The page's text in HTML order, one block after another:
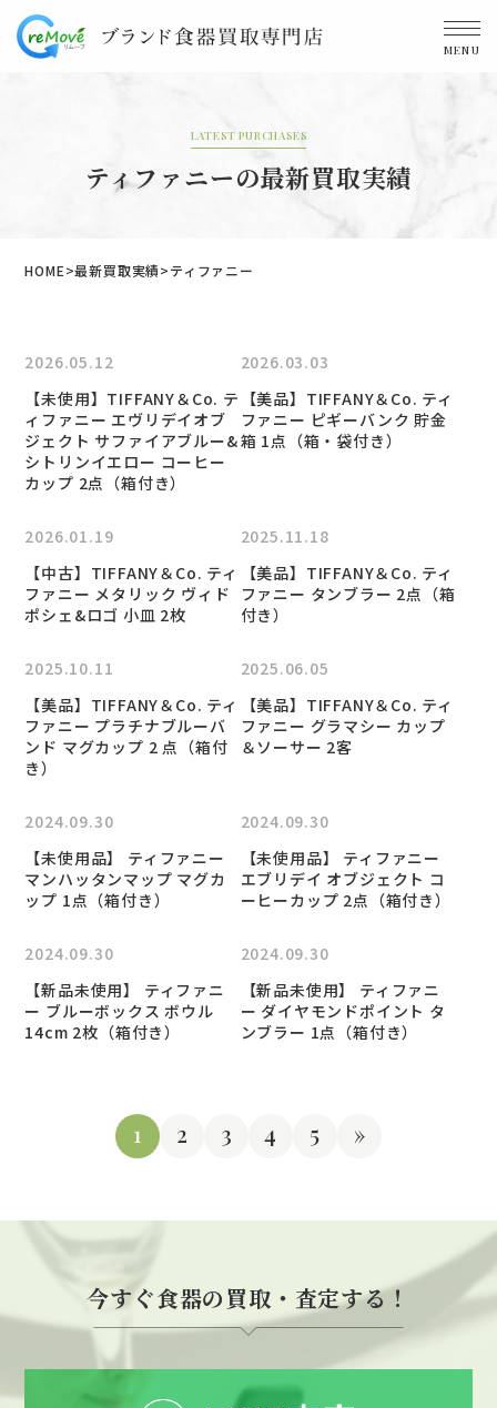
MENU
LATEST PURCHASES
ティファニーの最新買取実績
HOME 最新買取実績 ティファニー
2026.05.12
【未使用】TIFFANY＆Co. テ
ィファニー エヴリデイオブ
ジェクト サファイアブルー&
シトリンイエロー コーヒー
カップ 2点（箱付き）
2026.03.03
【美品】TIFFANY＆Co. ティ
ファニー ピギーバンク 貯金
箱 1点（箱・袋付き）
2026.01.19
【中古】TIFFANY＆Co. ティ
ファニー メタリック ヴィド
ポシェ&ロゴ 小皿 2枚
2025.11.18
【美品】TIFFANY＆Co. ティ
ファニー タンブラー 2点（箱
付き）
2025.10.11
【美品】TIFFANY＆Co. ティ
ファニー プラチナブルーバ
ンド マグカップ 2 点（箱付
き）
2025.06.05
【美品】TIFFANY＆Co. ティ
ファニー グラマシー カップ
＆ソーサー 2客
2024.09.30
【未使用品】 ティファニー
マンハッタンマップ マグカ
ップ 1点（箱付き）
2024.09.30
【未使用品】 ティファニー
エブリデイ オブジェクト コ
ーヒーカップ 2点（箱付き）
2024.09.30
【新品未使用】 ティファニ
ー ブルーボックス ボウル
14cm 2枚（箱付き）
2024.09.30
【新品未使用】 ティファニ
ー ダイヤモンドポイント タ
ンブラー 1点（箱付き）
1 2 3 4 5 »
今すぐ食器の買取・査定する！